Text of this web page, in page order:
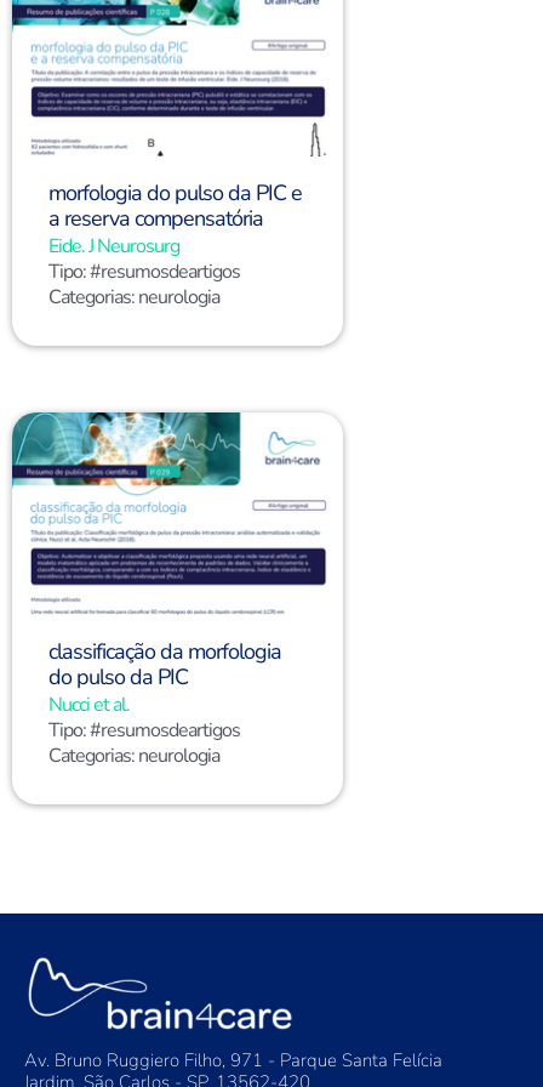
morfologia do pulso da PIC e
a reserva compensatória
Eide. J Neurosurg
Tipo:#resumosdeartigos
Categorias:neurologia
classificação da morfologia
do pulso da PIC
Nucci et al.
Tipo:#resumosdeartigos
Categorias:neurologia
Av. Bruno Ruggiero Filho, 971 - Parque Santa Felícia
Jardim, São Carlos - SP, 13562-420